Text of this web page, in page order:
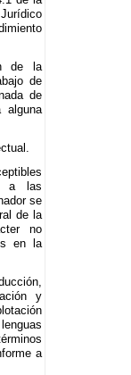
de la
de
de
alguna
a las
se
de la
no
en la
y
a